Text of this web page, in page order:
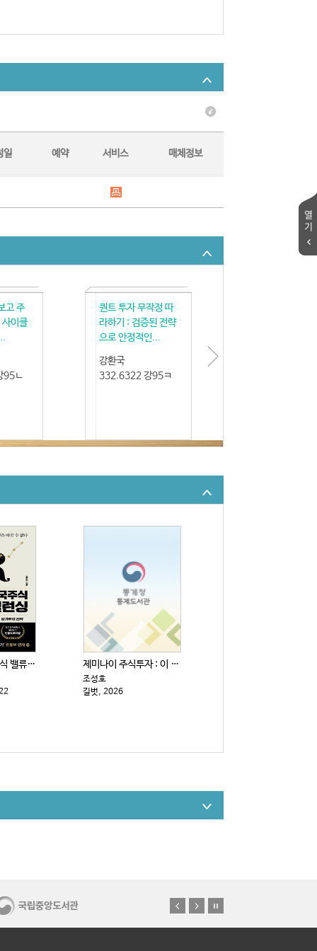
일 예약 서비스 매체정보
고 주
사이클
95ㄴ
퀀트 투자 무작정 따
라하기 : 검증된 전략
으로 안정적인...
강환국
332.6322 강95ㅋ
라오어의 미국주식 밸류 리밸런싱 : 경제적 자유로 향하... 제미나이 주식투자 : 이 주식 살까, 말까?
조성호
길벗, 2026
열
기